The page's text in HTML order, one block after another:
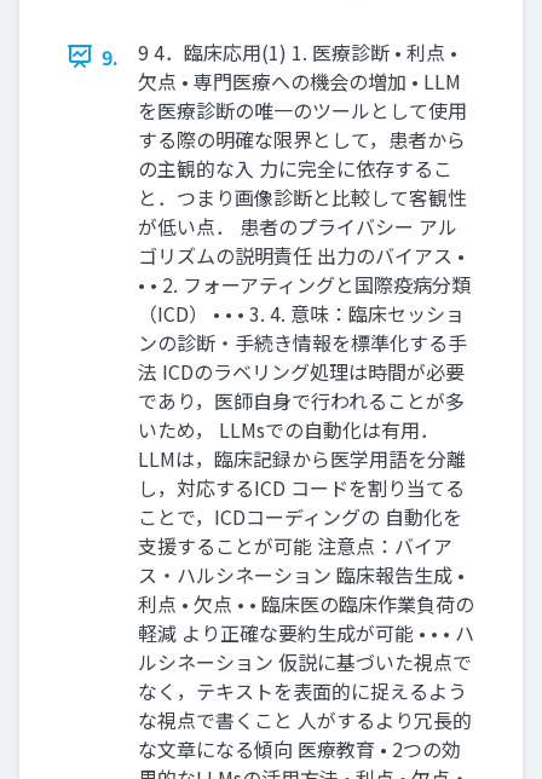
9.
9 4．臨床応⽤(1) 1. 医療診断 • 利点 •
⽋点 • 専⾨医療への機会の増加 • LLM
を医療診断の唯⼀のツールとして使⽤
する際の明確な限界として，患者から
の主観的な⼊ ⼒に完全に依存するこ
と．つまり画像診断と⽐較して客観性
が低い点． 患者のプライバシー アル
ゴリズムの説明責任 出⼒のバイアス •
• • 2. フォーアティングと国際疫病分類
（ICD） • • • 3. 4. 意味：臨床セッショ
ンの診断・⼿続き情報を標準化する⼿
法 ICDのラベリング処理は時間が必要
であり，医師⾃⾝で⾏われることが多
いため， LLMsでの⾃動化は有⽤．
LLMは，臨床記録から医学⽤語を分離
し，対応するICD コードを割り当てる
ことで，ICDコーディングの ⾃動化を
⽀援することが可能 注意点：バイア
ス・ハルシネーション 臨床報告⽣成 •
利点 • ⽋点 • • 臨床医の臨床作業負荷の
軽減 より正確な要約⽣成が可能 • • • ハ
ルシネーション 仮説に基づいた視点で
なく，テキストを表⾯的に捉えるよう
な視点で書くこと ⼈がするより冗⻑的
な⽂章になる傾向 医療教育 • 2つの効